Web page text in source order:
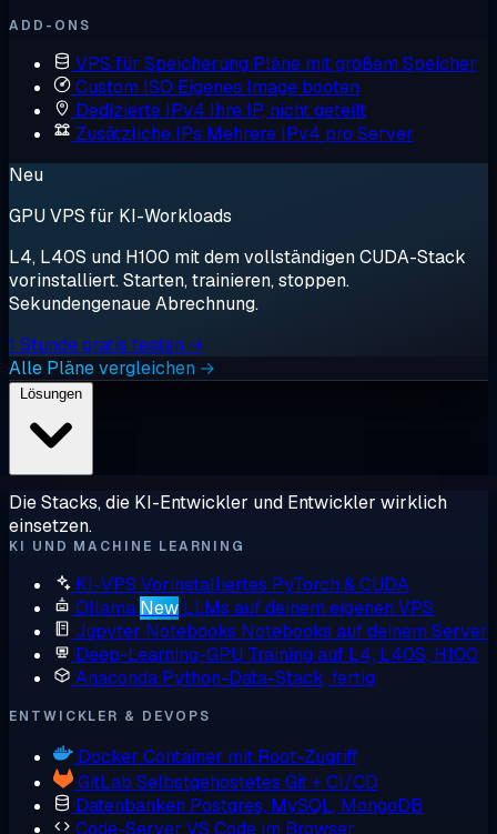
ADD-ONS
VPS für Speicherung Pläne mit großem Speicher
Custom ISO Eigenes Image booten
Dedizierte IPv4 Ihre IP, nicht geteilt
Zusätzliche IPs Mehrere IPv4 pro Server
Neu
GPU VPS für KI-Workloads
L4, L40S und H100 mit dem vollständigen CUDA-Stack
vorinstalliert. Starten, trainieren, stoppen.
Sekundengenaue Abrechnung.
1 Stunde gratis testen →
Alle Pläne vergleichen →
Die Stacks, die KI-Entwickler und Entwickler wirklich
einsetzen.
KI UND MACHINE LEARNING
KI-VPS Vorinstalliertes PyTorch & CUDA
Ollama New LLMs auf deinem eigenen VPS
Jupyter Notebooks Notebooks auf deinem Server
Deep-Learning-GPU Training auf L4, L40S, H100
Anaconda Python-Data-Stack, fertig
ENTWICKLER & DEVOPS
Docker Container mit Root-Zugriff
GitLab Selbstgehostetes Git + CI/CD
Datenbanken Postgres, MySQL, MongoDB
Code-Server VS Code im Browser